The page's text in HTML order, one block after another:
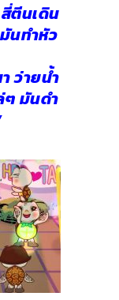
สี่ตีนเดิน
นทำหัว
ว่ายน้ำ
ๆ มันดำ